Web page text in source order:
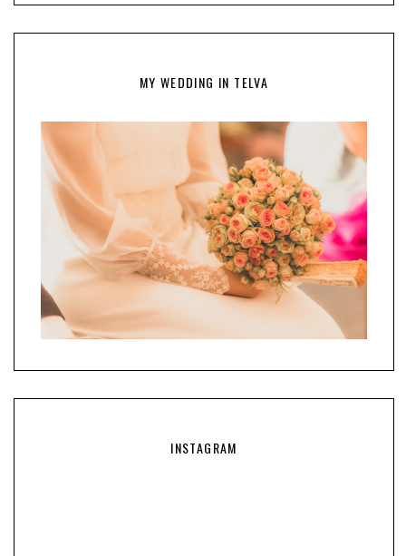
MY WEDDING IN TELVA
INSTAGRAM